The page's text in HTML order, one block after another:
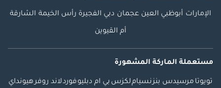
الإمارات أبوظبي العين عجمان دبي الفجيرة رأس الخيمة الشارقة
أم القيوين
مستعملة الماركة المشهورة
تويوتا مرسيدس بنزنسياملكزس بي ام دبليوفوردلاند روفرهيونداي